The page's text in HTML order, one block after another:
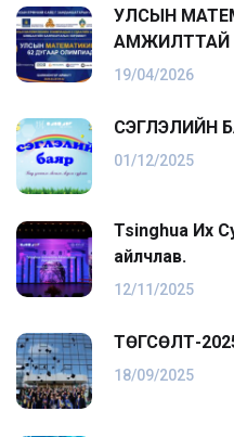
УЛСЫН
19/04/2026
ҮСЭГЛЭЛИЙН
01/12/2025
Tsinghua Их
айлчлав.
12/11/2025
ТӨГСӨЛТ-
18/09/2025